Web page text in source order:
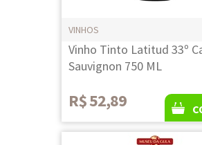
VINHOS
Vinho Tinto Latitud 33º
Sauvignon 750 ML
R$ 52,89